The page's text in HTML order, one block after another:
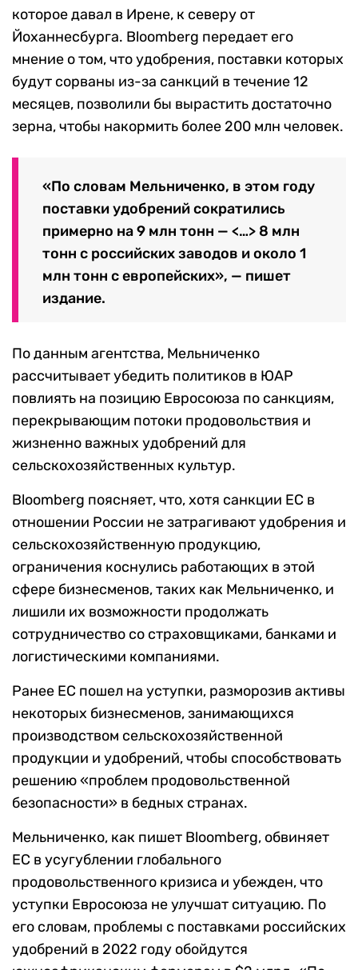
которое давал в Ирене, к северу от
Йоханнесбурга. Bloomberg передает его
мнение о том, что удобрения, поставки которых
будут сорваны из-за санкций в течение 12
месяцев, позволили бы вырастить достаточно
зерна, чтобы накормить более 200 млн человек.
«По словам Мельниченко, в этом году
поставки удобрений сократились
примерно на 9 млн тонн — <…> 8 млн
тонн с российских заводов и около 1
млн тонн с европейских», — пишет
издание.
По данным агентства, Мельниченко
рассчитывает убедить политиков в ЮАР
повлиять на позицию Евросоюза по санкциям,
перекрывающим потоки продовольствия и
жизненно важных удобрений для
сельскохозяйственных культур.
Bloomberg поясняет, что, хотя санкции ЕС в
отношении России не затрагивают удобрения и
сельскохозяйственную продукцию,
ограничения коснулись работающих в этой
сфере бизнесменов, таких как Мельниченко, и
лишили их возможности продолжать
сотрудничество со страховщиками, банками и
логистическими компаниями.
Ранее ЕС пошел на уступки, разморозив активы
некоторых бизнесменов, занимающихся
производством сельскохозяйственной
продукции и удобрений, чтобы способствовать
решению «проблем продовольственной
безопасности» в бедных странах.
Мельниченко, как пишет Bloomberg, обвиняет
ЕС в усугублении глобального
продовольственного кризиса и убежден, что
уступки Евросоюза не улучшат ситуацию. По
его словам, проблемы с поставками российских
удобрений в 2022 году обойдутся